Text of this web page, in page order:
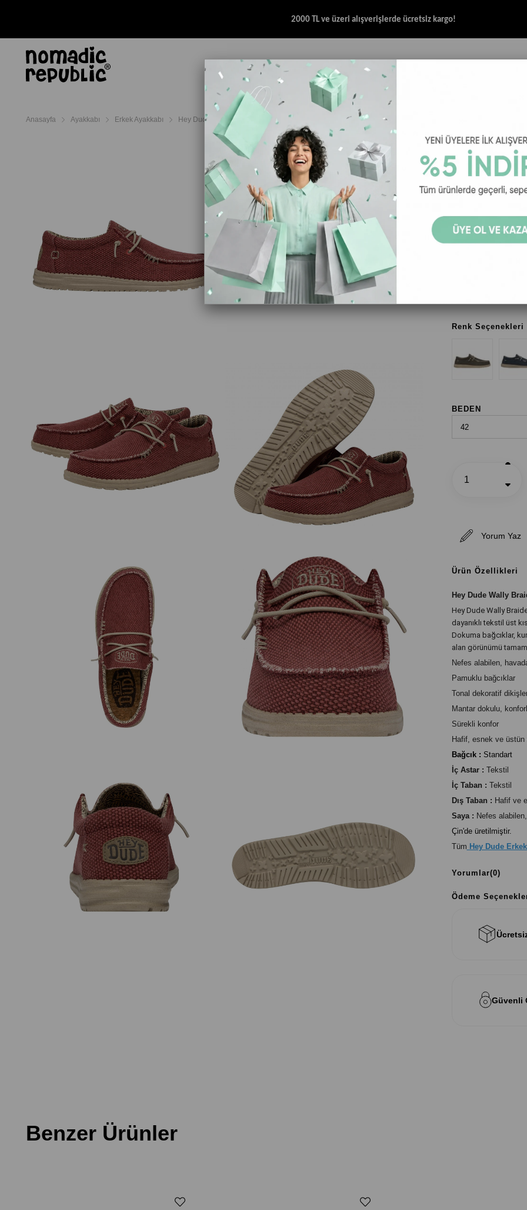
2000 TL ve üzeri alışverişlerde ücretsiz kargo!
AYAKKABI TERLİK & SANDALET AKSESUAR HALAT & İP SANDALET
Anasayfa Ayakkabı Erkek Ayakkabı Hey Dude Erkek Ayakkabı Hey Dude Wally Braided Erkek Ayakkabı - Lav Kırmızısı
Hey Dude
Kırmızısı
Hey Dude Wally
Renk Seçenekleri
BEDEN
Yorum Yaz
Ürün Özellikleri
Hey Dude Wally
Hey Dude Wally
dayanıklı tekstil üst
Dokuma bağcıklar,
alan görünümü
Nefes alabilen,
Pamuklu bağcıklar
Tonal dekoratif
Mantar dokulu,
Sürekli konfor
Hafif, esnek ve
Bağcık : Standart
İç Astar : Tekstil
İç Taban : Tekstil
Dış Taban : Hafif ve
Saya : Nefes
Çin'de üretilmiştir.
Tüm Hey Dude
Yorumlar(0)
Ödeme
Güvenli
Benzer Ürünler